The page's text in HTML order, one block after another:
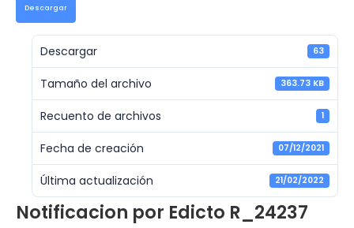
Descargar
Descargar 63
Tamaño del archivo 363.73 KB
Recuento de archivos 1
Fecha de creación 07/12/2021
Última actualización 21/02/2022
Notificacion por Edicto R_24237